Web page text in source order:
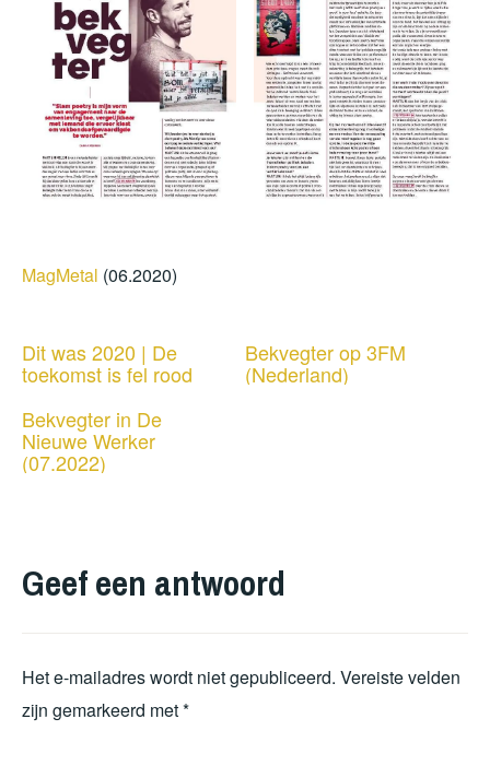
MagMetal (06.2020)
Dit was 2020 | De
toekomst is fel rood
Bekvegter op 3FM
(Nederland)
Bekvegter in De
Nieuwe Werker
(07.2022)
Geef een antwoord
Het e-mailadres wordt niet gepubliceerd. Vereiste velden
zijn gemarkeerd met*